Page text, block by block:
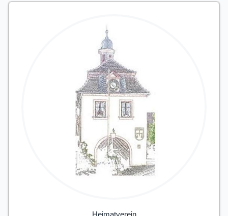
Heimatverein